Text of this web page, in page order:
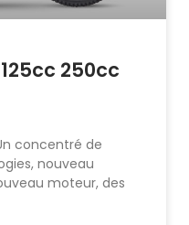
125cc 250cc
Un concentré de
nouveau
moteur, des